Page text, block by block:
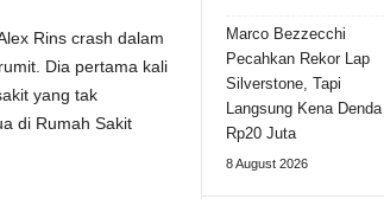
Rins crash dalam
Dia pertama kali
yang tak
di Rumah Sakit
Marco Bezzecchi
Pecahkan Rekor Lap
Silverstone, Tapi
Langsung Kena Denda
Rp20 Juta
8 August 2026